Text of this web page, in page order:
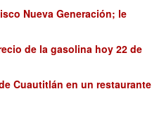
Nueva Generación; le
de la gasolina hoy 22 de
Cuautitlán en un restaurante